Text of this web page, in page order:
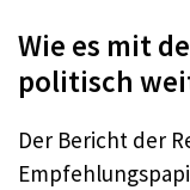
Wie es mit
politisch
Der Bericht der